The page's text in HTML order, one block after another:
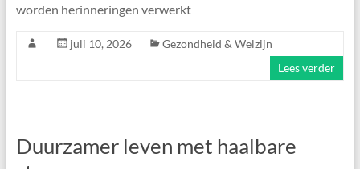
worden herinneringen verwerkt
juli 10, 2026
Gezondheid & Welzijn
Lees verder
Duurzamer leven met haalbare